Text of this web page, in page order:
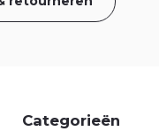
Categorieën